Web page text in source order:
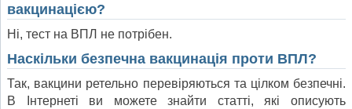
вакцинацією?
Ні, тест на ВПЛ не потрібен.
Наскільки безпечна вакцинація проти ВПЛ?
Так, вакцини ретельно перевіряються та цілком безпечні.
В Інтернеті ви можете знайти статті, які описують